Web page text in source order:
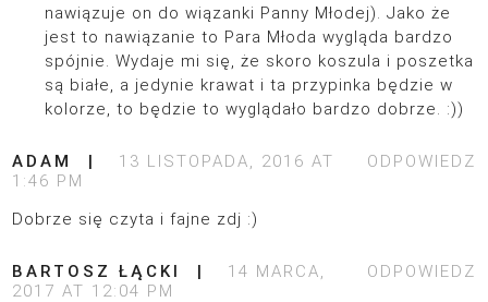
nawiązuje on do wiązanki Panny Młodej). Jako że
jest to nawiązanie to Para Młoda wygląda bardzo
spójnie. Wydaje mi się, że skoro koszula i poszetka
są białe, a jedynie krawat i ta przypinka będzie w
kolorze, to będzie to wyglądało bardzo dobrze. :))
ODPOWIEDZ
ADAM
13 LISTOPADA, 2016 AT
1:46 PM
Dobrze się czyta i fajne zdj :)
ODPOWIEDZ
BARTOSZ ŁĄCKI
14 MARCA,
2017 AT 12:04 PM